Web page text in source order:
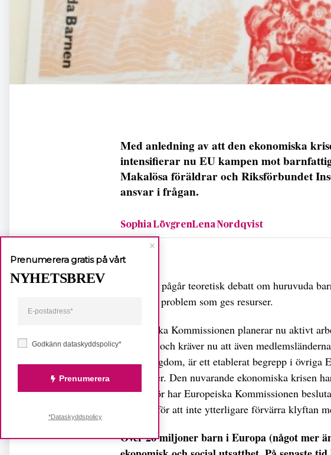
Med anledning av att den ekonomiska
intensifierar nu EU kampen mot
Makalösa föräldrar och Riksförbundet
ansvar i frågan.
Sophia LövgrenLena Nordqvist
I Sverige pågår teoretisk debatt om huruvuda
är det ett problem som ges resurser.
Europeiska Kommissionen planerar nu aktivt
i Europa och kräver nu att även
Barnfattigdom, är ett etablerat begrepp i övriga
rättigheter. Den nuvarande ekonomiska krisen
och därför har Europeiska Kommissionen
resurser för att inte ytterligare förvärra klyftan
Över 26 miljoner barn i Europa (något mer
Godkänn dataskyddspolicy*
Prenumerera
Prenumerera gratis på vårt
NYHETSBREV
*Dataskyddspolicy